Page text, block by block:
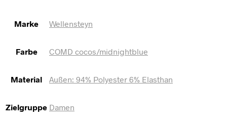
Marke Wellensteyn
Farbe COMD cocos/midnightblue
Material Außen: 94% Polyester 6% Elasthan
Zielgruppe Damen